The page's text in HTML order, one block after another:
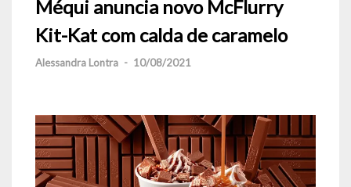
Méqui anuncia novo McFlurry
Kit-Kat com calda de caramelo
Alessandra Lontra - 10/08/2021